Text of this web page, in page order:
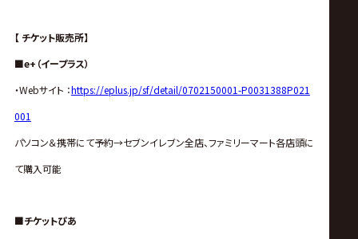
【 チケット販売所】
■e+（イープラス）
・Webサイト ：https://eplus.jp/sf/detail/0702150001-P0031388P021
001
パソコン＆携帯にて予約→セブンイレブン全店、ファミリーマート各店頭に
て購入可能
■チケットぴあ